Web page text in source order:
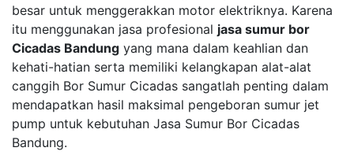
besar untuk menggerakkan motor elektriknya. Karena
itu menggunakan jasa profesional jasa sumur bor
Cicadas Bandung yang mana dalam keahlian dan
kehati-hatian serta memiliki kelangkapan alat-alat
canggih Bor Sumur Cicadas sangatlah penting dalam
mendapatkan hasil maksimal pengeboran sumur jet
pump untuk kebutuhan Jasa Sumur Bor Cicadas
Bandung.